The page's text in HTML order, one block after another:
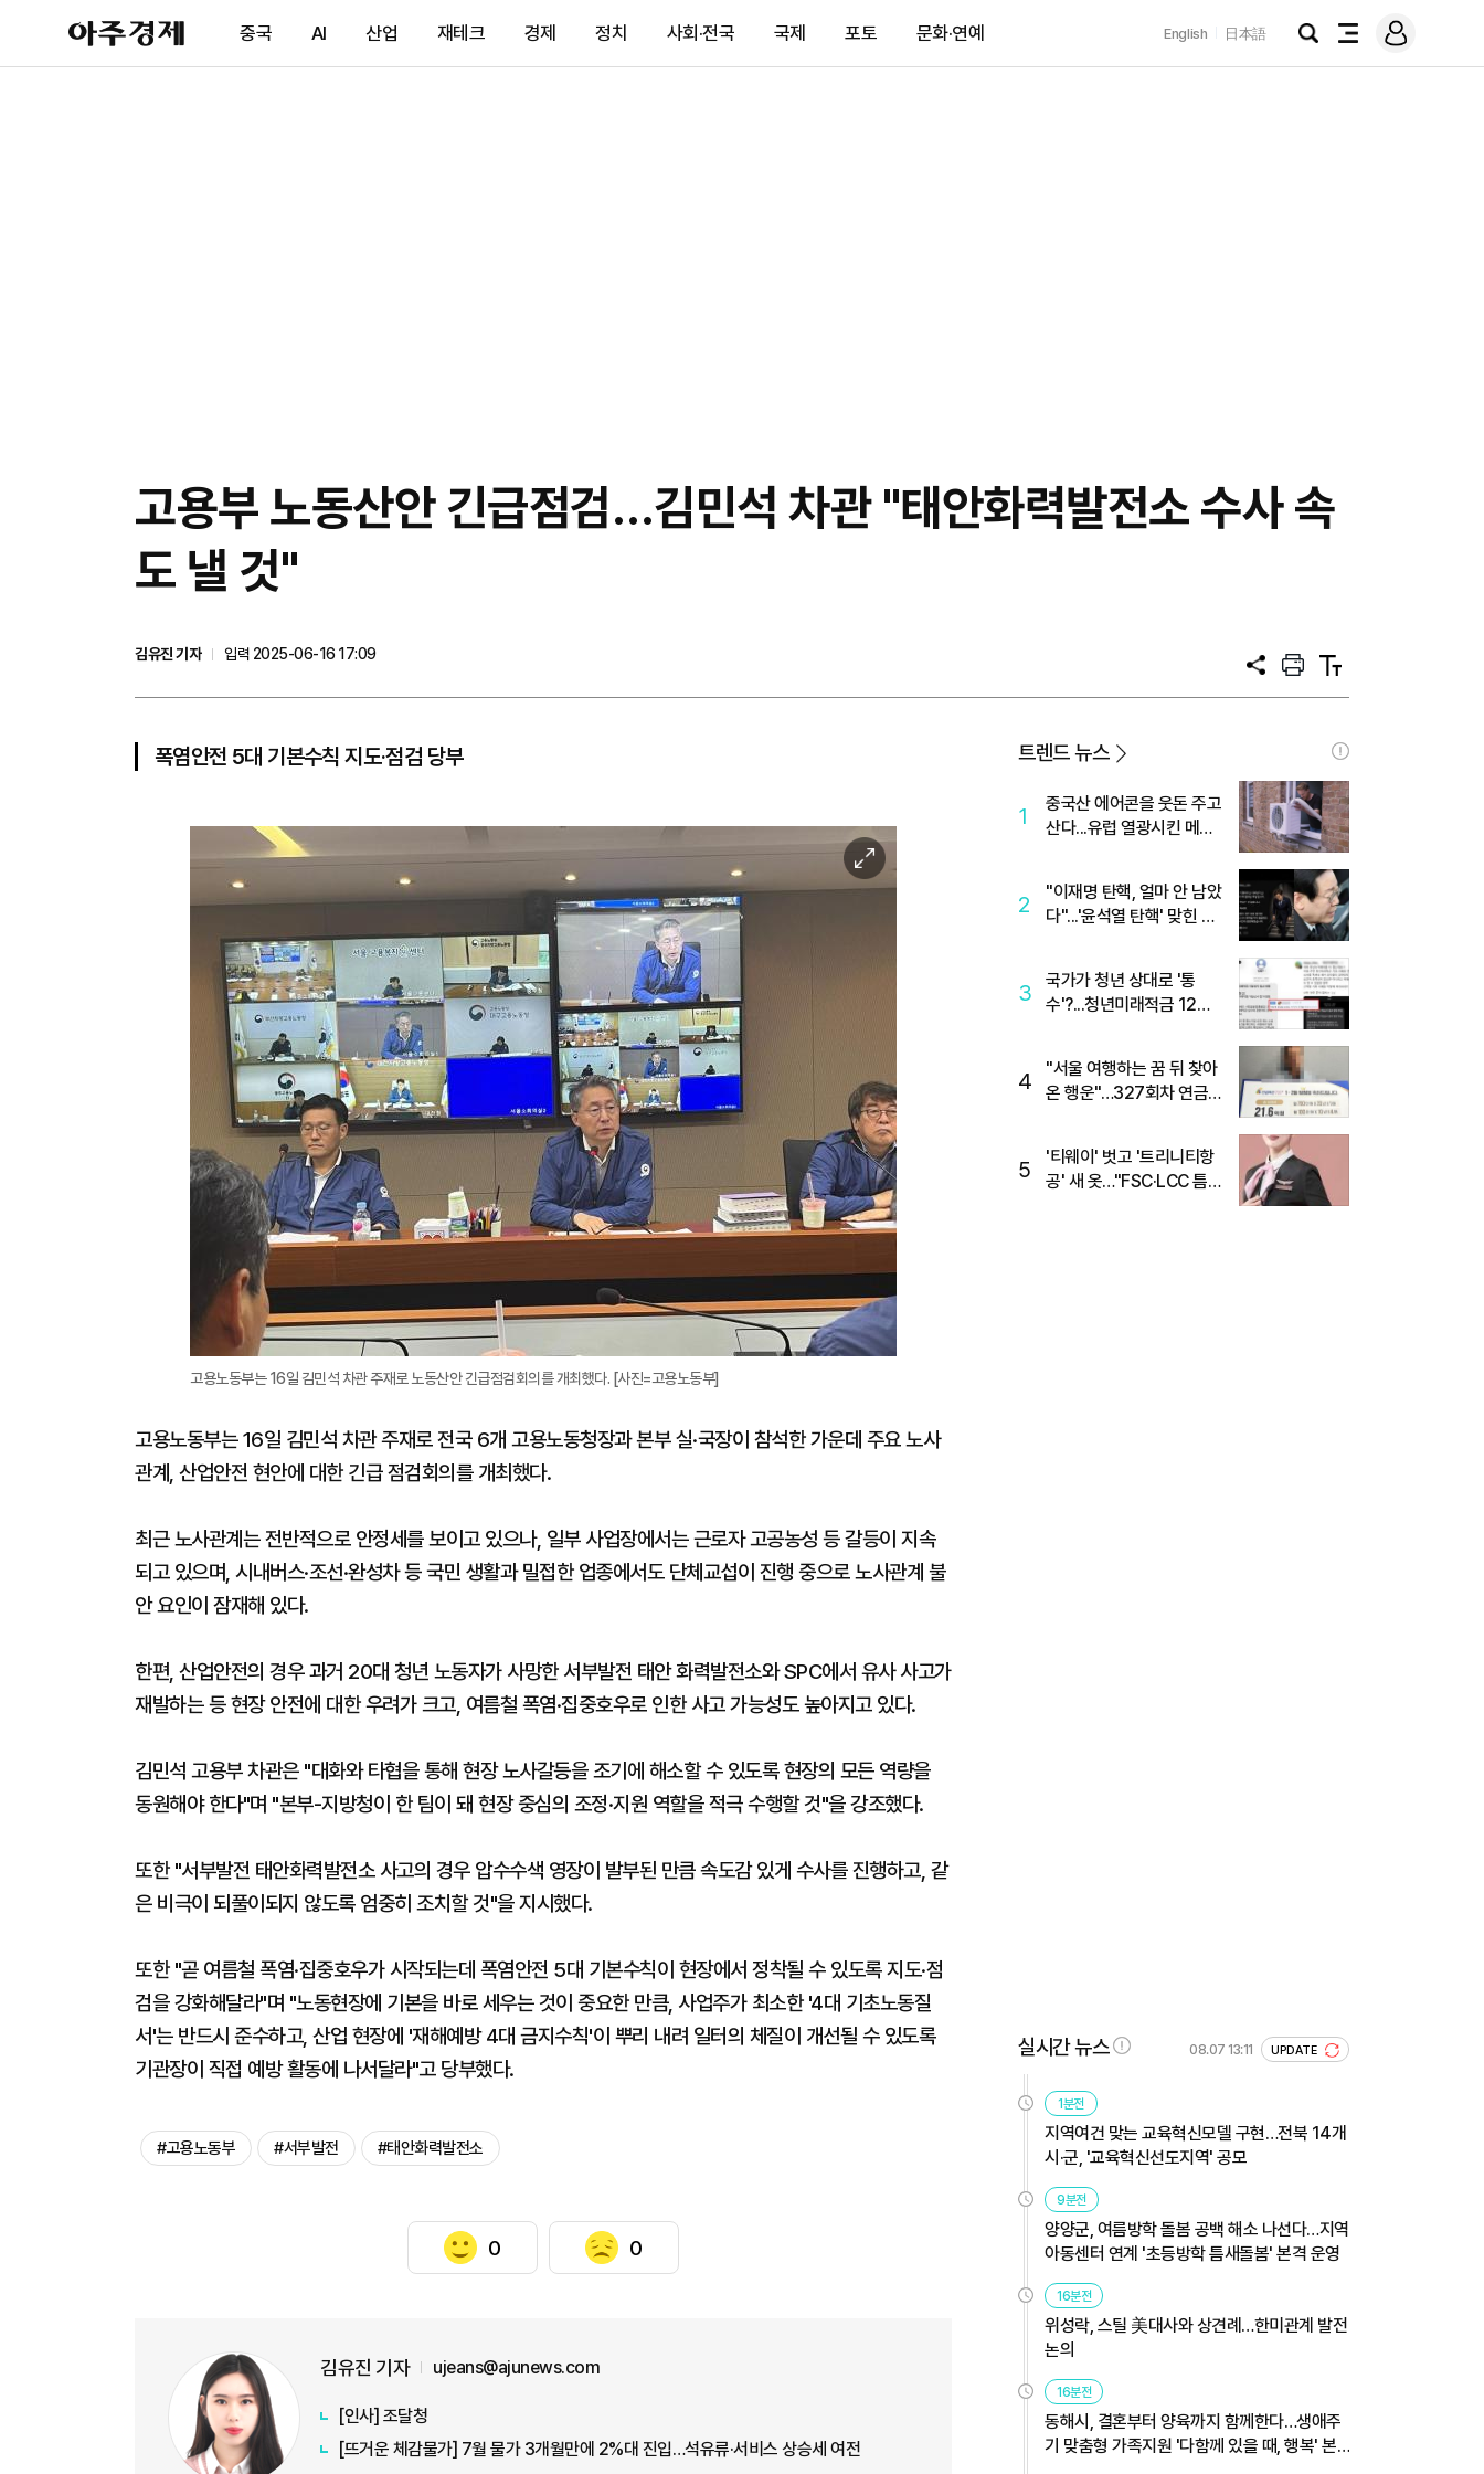
아
주
제
중국 AI 산업 재테크 경제 정치 사회·전국 국제 포토 문화·연예 English 日本語
검
전
메
그
고용부 노동산안 긴급점검…김민석 차관 "태안화력발전소 수사 속
도 낼 것"
김유진 기자
입력 2025-06-16 17:09
공
프
트
텍
트
폭염안전 5대 기본수칙 지도·점검 당부
이
미
고용노동부는 16일 김민석 차관 주재로 노동산안 긴급점검회의를 개최했다. [사진=고용노동부]
고용노동부는 16일 김민석 차관 주재로 전국 6개 고용노동청장과 본부 실·국장이 참석한 가운데 주요 노사
관계, 산업안전 현안에 대한 긴급 점검회의를 개최했다.
최근 노사관계는 전반적으로 안정세를 보이고 있으나, 일부 사업장에서는 근로자 고공농성 등 갈등이 지속
되고 있으며, 시내버스·조선·완성차 등 국민 생활과 밀접한 업종에서도 단체교섭이 진행 중으로 노사관계 불
안 요인이 잠재해 있다.
한편, 산업안전의 경우 과거 20대 청년 노동자가 사망한 서부발전 태안 화력발전소와 SPC에서 유사 사고가
재발하는 등 현장 안전에 대한 우려가 크고, 여름철 폭염·집중호우로 인한 사고 가능성도 높아지고 있다.
김민석 고용부 차관은 "대화와 타협을 통해 현장 노사갈등을 조기에 해소할 수 있도록 현장의 모든 역량을
동원해야 한다"며 "본부-지방청이 한 팀이 돼 현장 중심의 조정·지원 역할을 적극 수행할 것"을 강조했다.
또한 "서부발전 태안화력발전소 사고의 경우 압수수색 영장이 발부된 만큼 속도감 있게 수사를 진행하고, 같
은 비극이 되풀이되지 않도록 엄중히 조치할 것"을 지시했다.
또한 "곧 여름철 폭염·집중호우가 시작되는데 폭염안전 5대 기본수칙이 현장에서 정착될 수 있도록 지도·점
검을 강화해달라"며 "노동현장에 기본을 바로 세우는 것이 중요한 만큼, 사업주가 최소한 '4대 기초노동질
서'는 반드시 준수하고, 산업 현장에 '재해예방 4대 금지수칙'이 뿌리 내려 일터의 체질이 개선될 수 있도록
기관장이 직접 예방 활동에 나서달라"고 당부했다.
#고용노동부 #서부발전 #태안화력발전소
0 0
김유진 기자 ujeans@ajunews.com
[인사] 조달청
[뜨거운 체감물가] 7월 물가 3개월만에 2%대 진입…석유류·서비스 상승세 여전
트렌드 뉴스
1
중국산 에어콘을 웃돈 주고
산다...유럽 열광시킨 메이
2
"이재명 탄핵, 얼마 안 남았
다"...'윤석열 탄핵' 맞힌 무
3
국가가 청년 상대로 '통
수'?...청년미래적금 12%
4
"서울 여행하는 꿈 뒤 찾아
온 행운"…327회차 연금
5
'티웨이' 벗고 '트리니티항
공' 새 옷…"FSC·LCC 틈
실시간 뉴스 08.07 13:11 UPDATE
1분전
지역여건 맞는 교육혁신모델 구현…전북 14개
시·군, '교육혁신선도지역' 공모
9분전
양양군, 여름방학 돌봄 공백 해소 나선다…지역
아동센터 연계 '초등방학 틈새돌봄' 본격 운영
16분전
위성락, 스틸 美대사와 상견례…한미관계 발전
논의
16분전
동해시, 결혼부터 양육까지 함께한다…생애주
기 맞춤형 가족지원 '다함께 있을 때, 행복' 본